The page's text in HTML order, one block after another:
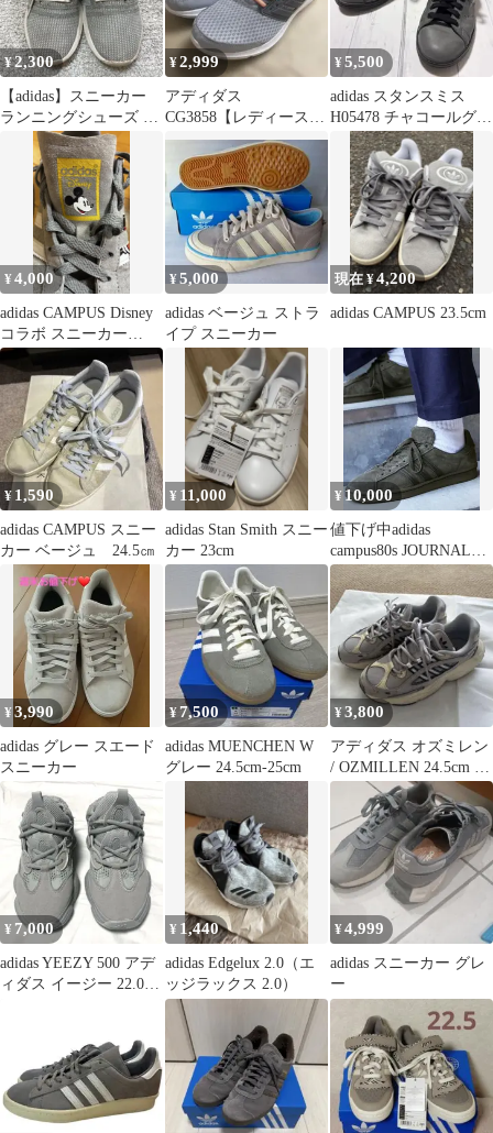
¥2,300
【adidas】スニーカー
ランニングシューズ グ
レーBB0837
¥2,999
アディダス
CG3858【レディース
25cm】
¥5,500
adidas スタンスミス
H05478 チャコールグレ
ー／ブラック 24cm
¥4,000
adidas CAMPUS Disney
コラボ スニーカー
25.0cm
¥5,000
adidas ベージュ ストラ
イプ スニーカー
現在 ¥4,200
adidas CAMPUS 23.5cm
¥ 1,590
adidas CAMPUS スニー
カー ベージュ 24.5㎝
¥ 11,000
adidas Stan Smith スニー
カー 23cm
¥10,000
値下げ中adidas
campus80s JOURNAL
STANDARD
¥3,990
adidas グレー スエード
スニーカー
¥ 7,500
adidas MUENCHEN W
グレー 24.5cm-25cm
¥3,800
アディダス オズミレン
/ OZMILLEN 24.5cm 日
本未発売カラー
¥ 7,000
adidas YEEZY 500 アデ
ィダス イージー 22.0cm
¥ 1,440
adidas Edgelux 2.0（エ
ッジラックス 2.0）
¥4,999
adidas スニーカー グレ
ー